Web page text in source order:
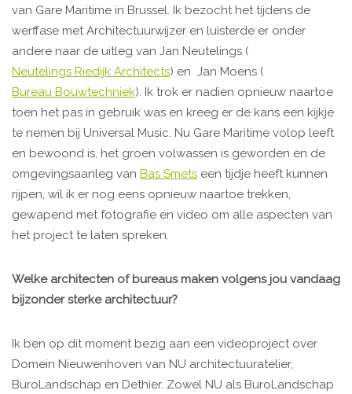
van Gare Maritime in Brussel. Ik bezocht het tijdens de
werffase met Architectuurwijzer en luisterde er onder
andere naar de uitleg van Jan Neutelings (
Neutelings Riedijk Architects) en Jan Moens (
Bureau Bouwtechniek). Ik trok er nadien opnieuw naartoe
toen het pas in gebruik was en kreeg er de kans een kijkje
te nemen bij Universal Music. Nu Gare Maritime volop leeft
en bewoond is, het groen volwassen is geworden en de
omgevingsaanleg van Bas Smets een tijdje heeft kunnen
rijpen, wil ik er nog eens opnieuw naartoe trekken,
gewapend met fotografie en video om alle aspecten van
het project te laten spreken.
Welke architecten of bureaus maken volgens jou vandaag
bijzonder sterke architectuur?
Ik ben op dit moment bezig aan een videoproject over
Domein Nieuwenhoven van NU architectuuratelier,
BuroLandschap en Dethier. Zowel NU als BuroLandschap